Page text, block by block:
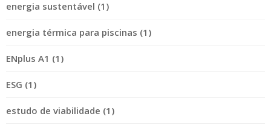
energia sustentável (1)
energia térmica para piscinas (1)
ENplus A1 (1)
ESG (1)
estudo de viabilidade (1)